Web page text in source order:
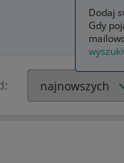
Dodaj
Gdy